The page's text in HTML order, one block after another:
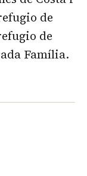
de
de
Família.